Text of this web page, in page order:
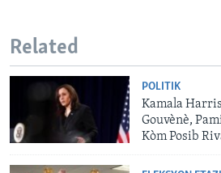
Related
POLITIK
Kamala
Gouvènè,
Kòm Posib